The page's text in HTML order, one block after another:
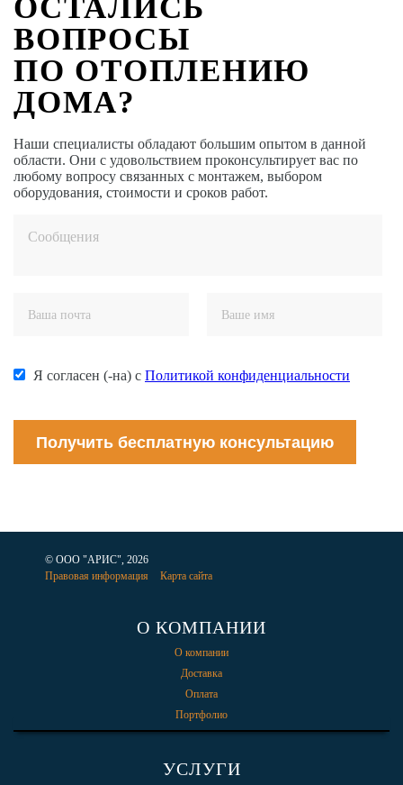
ОСТАЛИСЬ
ВОПРОСЫ
ПО ОТОПЛЕНИЮ
ДОМА?
Наши специалисты обладают большим опытом в данной
области. Они с удовольствием проконсультирует вас по
любому вопросу связанных с монтажем, выбором
оборудования, стоимости и сроков работ.
Я согласен (-на) с Политикой конфиденциальности
Получить бесплатную консультацию
© ООО "АРИС", 2026
Правовая информация
Карта сайта
О КОМПАНИИ
О компании
Доставка
Оплата
Портфолио
УСЛУГИ